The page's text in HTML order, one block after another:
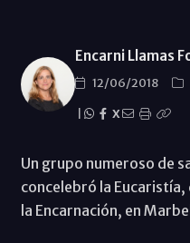
Encarni Llamas
12/06/2018
X
Un grupo numeroso de
concelebró la
la Encarnación, en